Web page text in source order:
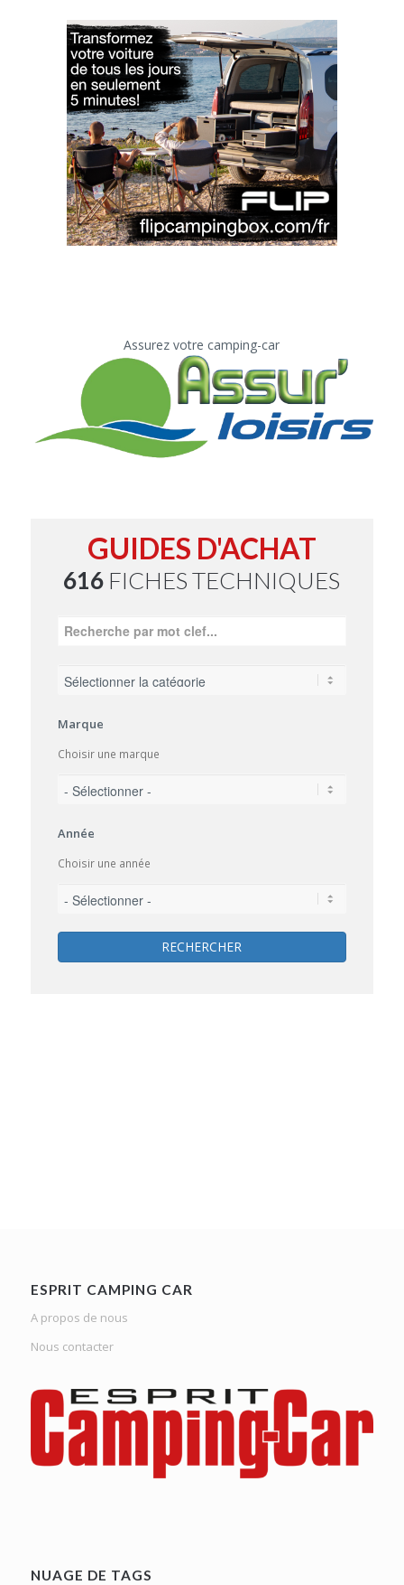
Assurez votre camping-car
GUIDES D'ACHAT
616 FICHES TECHNIQUES
Marque
Choisir une marque
Année
Choisir une année
RECHERCHER
ESPRIT CAMPING CAR
A propos de nous
Nous contacter
NUAGE DE TAGS